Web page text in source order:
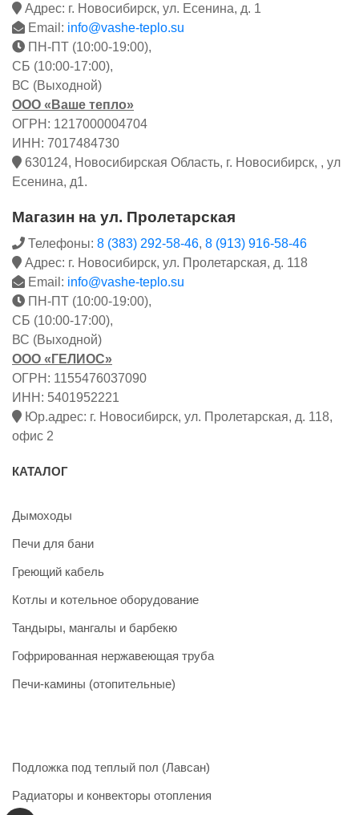
Адрес: г. Новосибирск, ул. Есенина, д. 1
Email: info@vashe-teplo.su
ПН-ПТ (10:00-19:00),
СБ (10:00-17:00),
ВС (Выходной)
ООО «Ваше тепло»
ОГРН: 1217000004704
ИНН: 7017484730
630124, Новосибирская Область, г. Новосибирск, , ул
Есенина, д1.
Магазин на ул. Пролетарская
Телефоны: 8 (383) 292-58-46, 8 (913) 916-58-46
Адрес: г. Новосибирск, ул. Пролетарская, д. 118
Email: info@vashe-teplo.su
ПН-ПТ (10:00-19:00),
СБ (10:00-17:00),
ВС (Выходной)
ООО «ГЕЛИОС»
ОГРН: 1155476037090
ИНН: 5401952221
Юр.адрес: г. Новосибирск, ул. Пролетарская, д. 118,
офис 2
КАТАЛОГ
Дымоходы
Печи для бани
Греющий кабель
Котлы и котельное оборудование
Тандыры, мангалы и барбекю
Гофрированная нержавеющая труба
Печи-камины (отопительные)
Подложка под теплый пол (Лавсан)
Радиаторы и конвекторы отопления